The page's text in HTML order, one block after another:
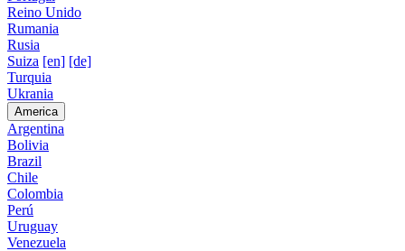
Reino Unido
Rumania
Rusia
Suiza [en] [de]
Turquia
Ukrania
America
Argentina
Bolivia
Brazil
Chile
Colombia
Perú
Uruguay
Venezuela